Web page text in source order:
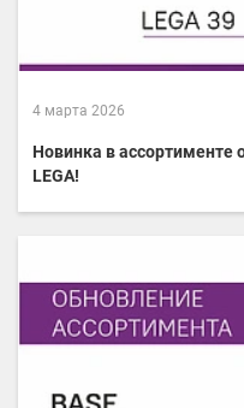
4 марта 2026
Новинка в ассортименте
LEGA!